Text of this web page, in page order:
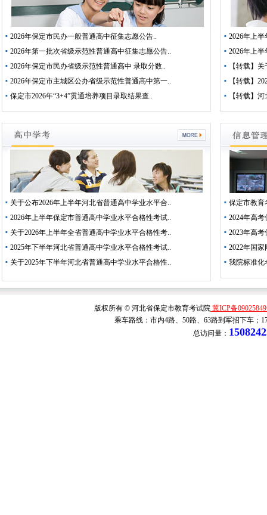
2026年保定市民办一般普通高中征集志愿公告..
2026年第一批次省级示范性普通高中征集志愿公告..
2026年保定市民办省级示范性普通高中 录取分数..
2026年保定市主城区公办省级示范性普通高中第一..
保定市2026年“3+4”贯通培养项目录取结果查..
2026年上
2026年上
【转载】
【转载】
【转载】
关于公布2026年上半年河北省普通高中学业水平合..
2026年上半年保定市普通高中学业水平合格性考试..
关于2026年上半年全省普通高中学业水平合格性考..
2025年下半年河北省普通高中学业水平合格性考试..
关于2025年下半年河北省普通高中学业水平合格性..
保定市教育
2024年高
2023年高
2022年国
我院标准化
版权所有 © 河北省保定市教育考试院 冀ICP备
乘车路线：市内4路、50路、63路到军招下车；
总访问量：